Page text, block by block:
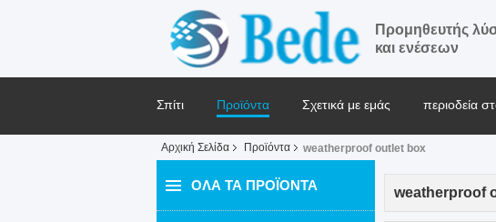
Προμηθευτής
και ενέσεων
Σπίτι Προϊόντα Σχετικά με εμάς περιοδεία
Ζητήστε ένα απόσπασμα Ειδήσεις
Αρχική Σελίδα Προϊόντα weatherproof outlet box
ΌΛΑ ΤΑ ΠΡΟΪΌΝΤΑ weatherproof